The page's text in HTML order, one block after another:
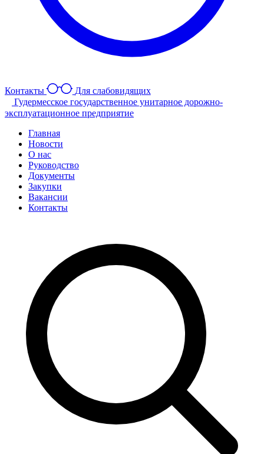
Контакты
Для слабовидящих
Гудермесское государственное унитарное дорожно-
эксплуатационное предприятие
Главная
Новости
О нас
Руководство
Документы
Закупки
Вакансии
Контакты